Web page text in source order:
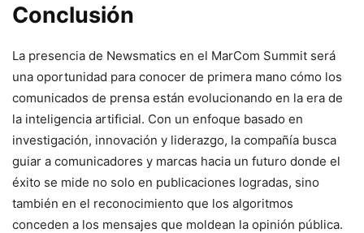
Conclusión
La presencia de Newsmatics en el MarCom Summit será
una oportunidad para conocer de primera mano cómo los
comunicados de prensa están evolucionando en la era de
la inteligencia artificial. Con un enfoque basado en
investigación, innovación y liderazgo, la compañía busca
guiar a comunicadores y marcas hacia un futuro donde el
éxito se mide no solo en publicaciones logradas, sino
también en el reconocimiento que los algoritmos
conceden a los mensajes que moldean la opinión pública.